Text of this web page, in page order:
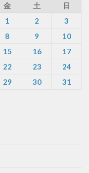
金 土
日
1
2
3
8 9
10
15 16
17
22 23
24
29 30
31